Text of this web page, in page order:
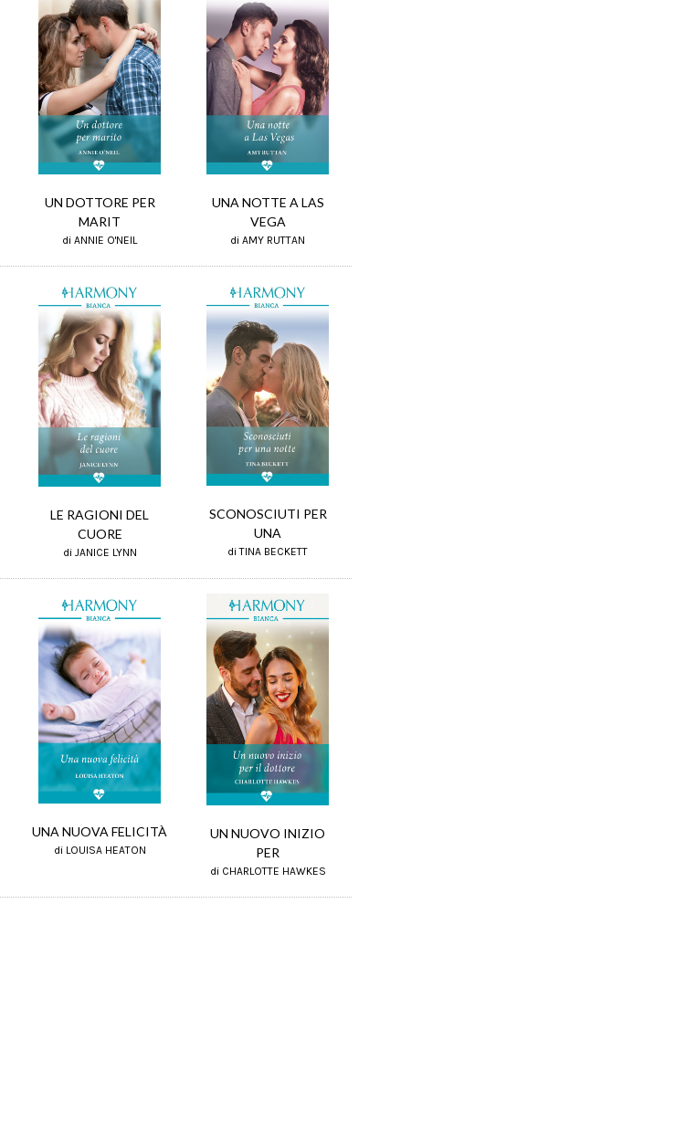
UN DOTTORE PER
MARIT
di ANNIE O'NEIL
UNA NOTTE A LAS
VEGA
di AMY RUTTAN
LE RAGIONI DEL
CUORE
di JANICE LYNN
SCONOSCIUTI PER
UNA
di TINA BECKETT
UNA NUOVA FELICITÀ
di LOUISA HEATON
UN NUOVO INIZIO
PER
di CHARLOTTE HAWKES